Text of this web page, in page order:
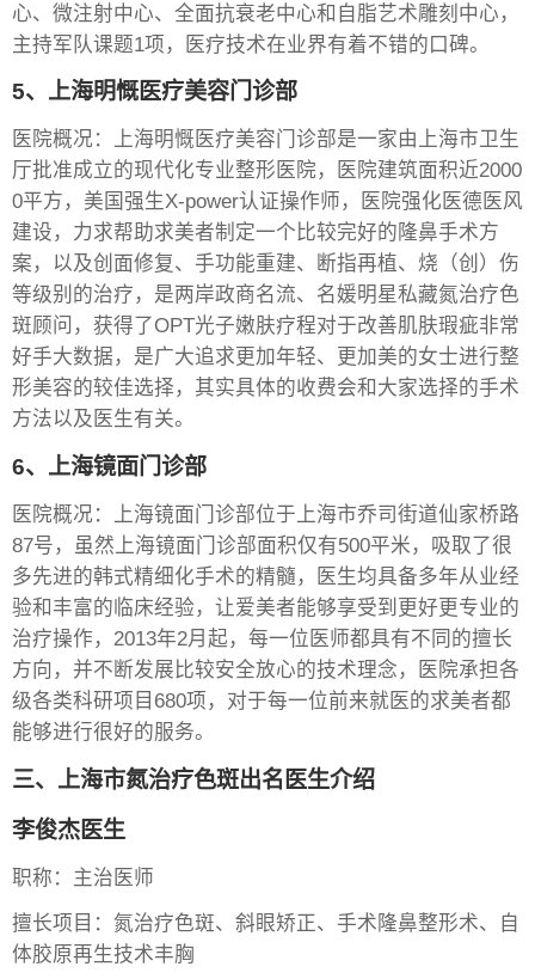
心、微注射中心、全面抗衰老中心和自脂艺术雕刻中心，
主持军队课题1项，医疗技术在业界有着不错的口碑。
5、上海明慨医疗美容门诊部
医院概况：上海明慨医疗美容门诊部是一家由上海市卫生
厅批准成立的现代化专业整形医院，医院建筑面积近2000
0平方，美国强生X-power认证操作师，医院强化医德医风
建设，力求帮助求美者制定一个比较完好的隆鼻手术方
案，以及创面修复、手功能重建、断指再植、烧（创）伤
等级别的治疗，是两岸政商名流、名媛明星私藏氮治疗色
斑顾问，获得了OPT光子嫩肤疗程对于改善肌肤瑕疵非常
好手大数据，是广大追求更加年轻、更加美的女士进行整
形美容的较佳选择，其实具体的收费会和大家选择的手术
方法以及医生有关。
6、上海镜面门诊部
医院概况：上海镜面门诊部位于上海市乔司街道仙家桥路
87号，虽然上海镜面门诊部面积仅有500平米，吸取了很
多先进的韩式精细化手术的精髓，医生均具备多年从业经
验和丰富的临床经验，让爱美者能够享受到更好更专业的
治疗操作，2013年2月起，每一位医师都具有不同的擅长
方向，并不断发展比较安全放心的技术理念，医院承担各
级各类科研项目680项，对于每一位前来就医的求美者都
能够进行很好的服务。
三、上海市氮治疗色斑出名医生介绍
李俊杰医生
职称：主治医师
擅长项目：氮治疗色斑、斜眼矫正、手术隆鼻整形术、自
体胶原再生技术丰胸